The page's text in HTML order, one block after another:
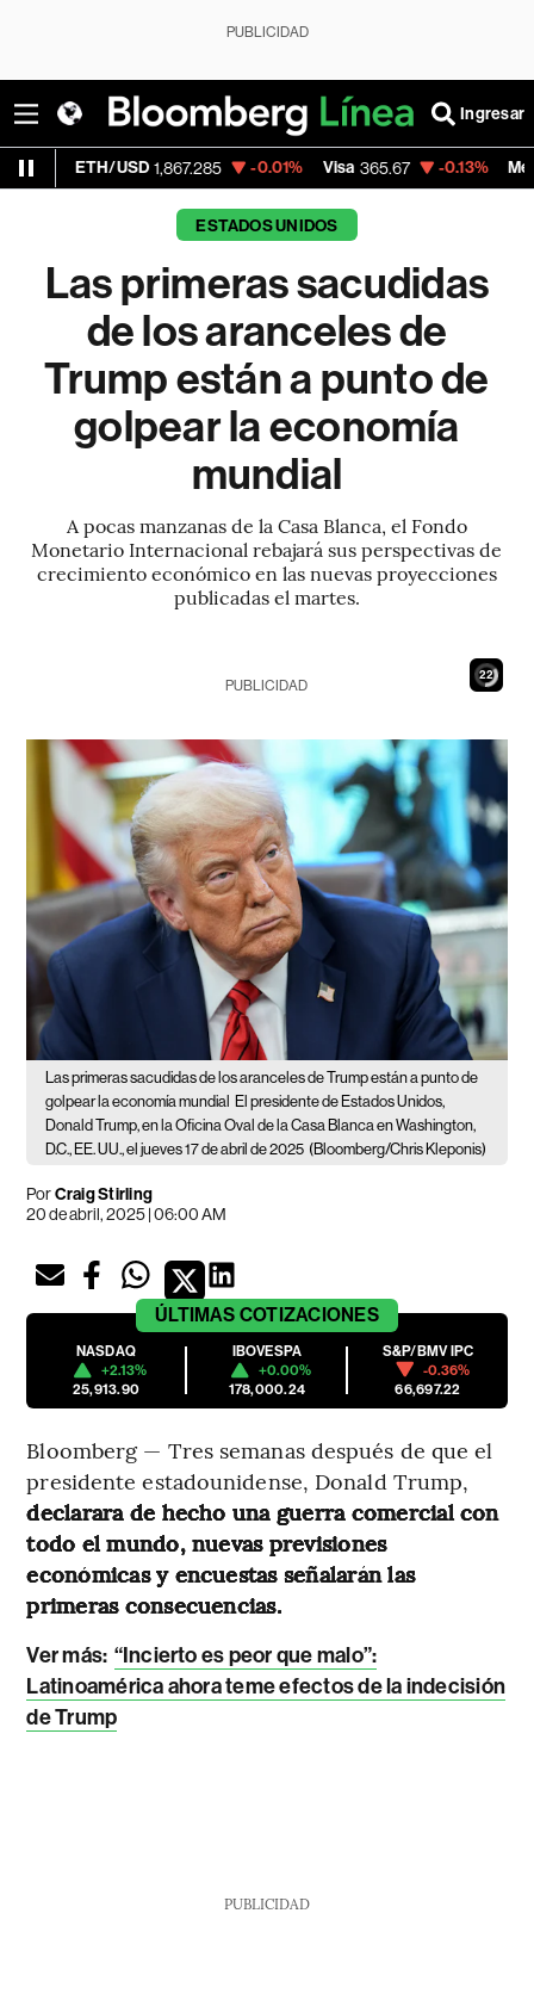
PUBLICIDAD
Ingresar
1,867.285 -0.01% Visa 365.67 -0.13% MercadoLibre
ESTADOS UNIDOS
Las primeras sacudidas
de los aranceles de
Trump están a punto de
golpear la economía
mundial
A pocas manzanas de la Casa Blanca, el Fondo
Monetario Internacional rebajará sus perspectivas de
crecimiento económico en las nuevas proyecciones
publicadas el martes.
20
PUBLICIDAD
Las primeras sacudidas de los aranceles de Trump están a punto de
golpear la economía mundial
El presidente de Estados Unidos,
Donald Trump, en la Oficina Oval de la Casa Blanca en Washington,
D.C., EE. UU., el jueves 17 de abril de 2025 (Bloomberg/Chris Kleponis)
PorCraig Stirling
20 de abril, 2025 | 06:00 AM
ÚLTIMAS COTIZACIONES
NASDAQ
+2.13%
25,913.90
IBOVESPA
+0.00%
178,000.24
S&P/BMV IPC
-0.36%
66,697.22
Bloomberg — Tres semanas después de que el
presidente estadounidense, Donald Trump,
declarara de hecho una guerra comercial con
todo el mundo, nuevas previsiones
económicas y encuestas señalarán las
primeras consecuencias.
Ver más: “Incierto es peor que malo”:
Latinoamérica ahora teme efectos de la indecisión
de Trump
PUBLICIDAD